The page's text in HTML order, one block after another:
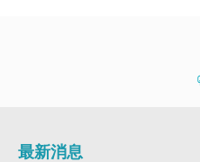
最新消息